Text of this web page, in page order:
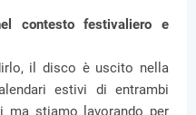
contesto festivaliero e
il disco è uscito nella
estivi di entrambi
ma stiamo lavorando per